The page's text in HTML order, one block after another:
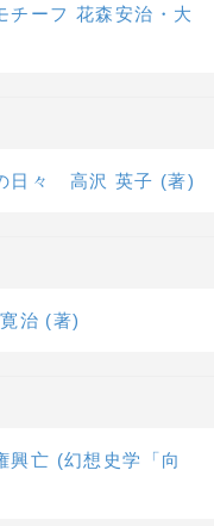
チーフ 花森安治・大
日々 高沢 英子 (著)
治 (著)
亡 (幻想史学「向